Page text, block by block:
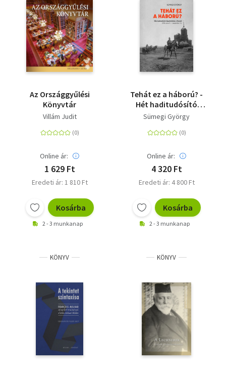
Az Országgyűlési
Könyvtár
Villám Judit
Online ár:
1 629 Ft
Eredeti ár: 1 810 Ft
Kosárba
2 - 3 munkanap
Tehát ez a háború? -
Hét haditudósító
képzőművész a
szeptember 11.)
Sümegi György
Online ár:
4 320 Ft
Eredeti ár: 4 800 Ft
Kosárba
2 - 3 munkanap
KÖNYV KÖNYV